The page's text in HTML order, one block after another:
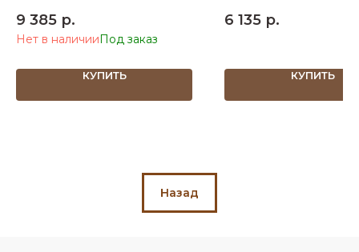
9 385 р.
Нет в наличии
КУПИТЬ
6 135 р.
КУПИТЬ
Назад